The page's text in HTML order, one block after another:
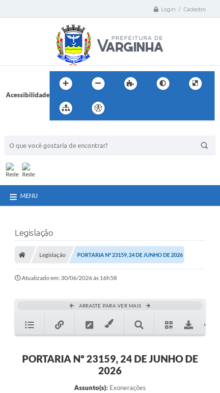
Login / Cadastro
Acessibilidade
MENU
Legislação
Legislação PORTARIA Nº 23159, 24 DE JUNHO DE 2026
Atualizado em: 30/06/2026 às 16h58
ARRASTE PARA VER MAIS
PORTARIA Nº 23159, 24 DE JUNHO DE
2026
Assunto(s): Exonerações